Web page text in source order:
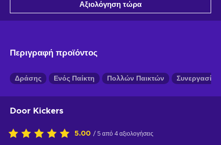
Αξιολόγηση τώρα
Περιγραφή προϊόντος
Δράσης Ενός Παίκτη Πολλών Παικτών Συνεργασίας
Door Kickers
5.00 / 5 από 4 αξιολογήσεις